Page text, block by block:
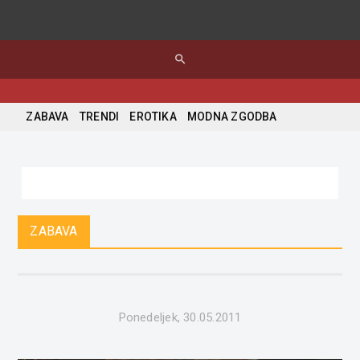
search
ZABAVA TRENDI EROTIKA MODNA ZGODBA
ZABAVA
Ponedeljek, 30.05.2011